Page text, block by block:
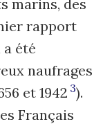
marins, des
rapport
été
naufrages
et 1942 3).
Français